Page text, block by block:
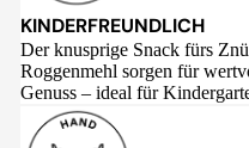
KINDERFREUNDLICH
Der knusprige Snack fürs
Roggenmehl sorgen für
Genuss – ideal für